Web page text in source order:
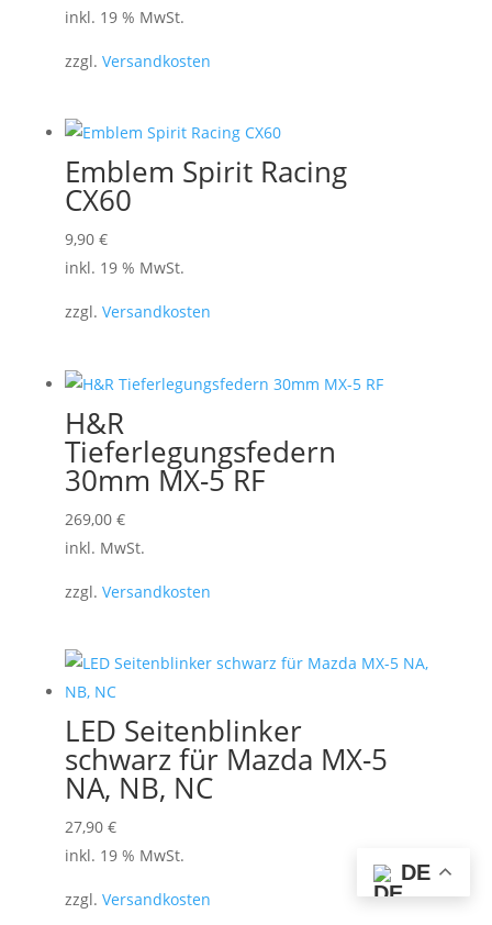
inkl. 19 % MwSt.
zzgl. Versandkosten
Emblem Spirit Racing
CX60
9,90 €
inkl. 19 % MwSt.
zzgl. Versandkosten
H&R
Tieferlegungsfedern
30mm MX-5 RF
269,00 €
mehrere
auf.
Optionen
können
auf
der
gewählt
werden
inkl. MwSt.
zzgl. Versandkosten
LED Seitenblinker
schwarz für Mazda MX-5
NA, NB, NC
27,90 €
inkl. 19 % MwSt.
zzgl. Versandkosten
DE